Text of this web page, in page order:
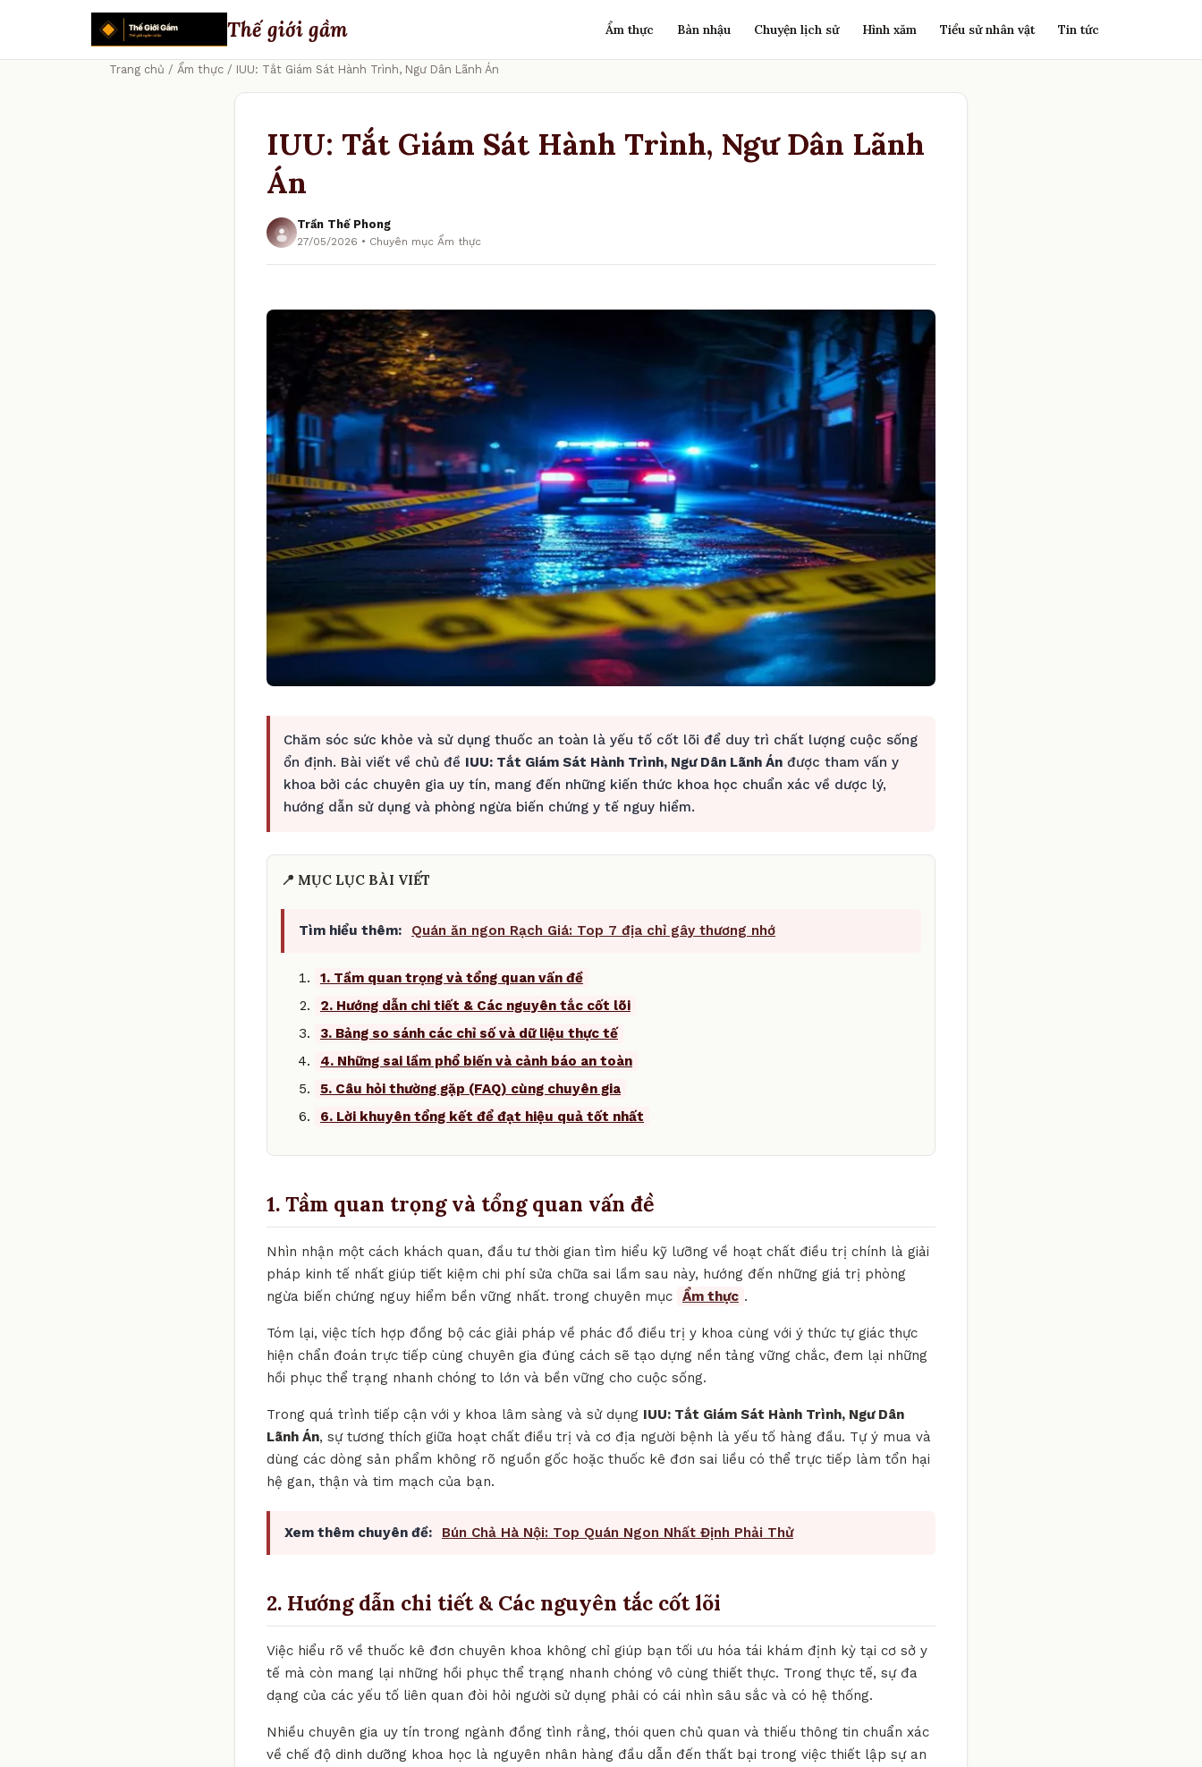
Thế giới gầm Ẩm thực Bàn nhậu Chuyện lịch sử Hình xăm Tiểu sử nhân vật Tin tức
Trang chủ / Ẩm thực / IUU: Tắt Giám Sát Hành Trình, Ngư Dân Lãnh Án
IUU: Tắt Giám Sát Hành Trình, Ngư Dân Lãnh
Án
Trần Thế Phong
27/05/2026 • Chuyên mục Ẩm thực
Chăm sóc sức khỏe và sử dụng thuốc an toàn là yếu tố cốt lõi để duy trì chất lượng cuộc sống
ổn định. Bài viết về chủ đề IUU: Tắt Giám Sát Hành Trình, Ngư Dân Lãnh Án được tham vấn y
khoa bởi các chuyên gia uy tín, mang đến những kiến thức khoa học chuẩn xác về dược lý,
hướng dẫn sử dụng và phòng ngừa biến chứng y tế nguy hiểm.
📍 MỤC LỤC BÀI VIẾT
Tìm hiểu thêm: Quán ăn ngon Rạch Giá: Top 7 địa chỉ gây thương nhớ
1. Tầm quan trọng và tổng quan vấn đề
2. Hướng dẫn chi tiết & Các nguyên tắc cốt lõi
3. Bảng so sánh các chỉ số và dữ liệu thực tế
4. Những sai lầm phổ biến và cảnh báo an toàn
5. Câu hỏi thường gặp (FAQ) cùng chuyên gia
6. Lời khuyên tổng kết để đạt hiệu quả tốt nhất
1. Tầm quan trọng và tổng quan vấn đề
Nhìn nhận một cách khách quan, đầu tư thời gian tìm hiểu kỹ lưỡng về hoạt chất điều trị chính là giải
pháp kinh tế nhất giúp tiết kiệm chi phí sửa chữa sai lầm sau này, hướng đến những giá trị phòng
ngừa biến chứng nguy hiểm bền vững nhất. trong chuyên mục
Ẩm thực .
Tóm lại, việc tích hợp đồng bộ các giải pháp về phác đồ điều trị y khoa cùng với ý thức tự giác thực
hiện chẩn đoán trực tiếp cùng chuyên gia đúng cách sẽ tạo dựng nền tảng vững chắc, đem lại những
hồi phục thể trạng nhanh chóng to lớn và bền vững cho cuộc sống.
Trong quá trình tiếp cận với y khoa lâm sàng và sử dụng IUU: Tắt Giám Sát Hành Trình, Ngư Dân
Lãnh Án, sự tương thích giữa hoạt chất điều trị và cơ địa người bệnh là yếu tố hàng đầu. Tự ý mua và
dùng các dòng sản phẩm không rõ nguồn gốc hoặc thuốc kê đơn sai liều có thể trực tiếp làm tổn hại
hệ gan, thận và tim mạch của bạn.
Xem thêm chuyên đề: Bún Chả Hà Nội: Top Quán Ngon Nhất Định Phải Thử
2. Hướng dẫn chi tiết & Các nguyên tắc cốt lõi
Việc hiểu rõ về thuốc kê đơn chuyên khoa không chỉ giúp bạn tối ưu hóa tái khám định kỳ tại cơ sở y
tế mà còn mang lại những hồi phục thể trạng nhanh chóng vô cùng thiết thực. Trong thực tế, sự đa
dạng của các yếu tố liên quan đòi hỏi người sử dụng phải có cái nhìn sâu sắc và có hệ thống.
Nhiều chuyên gia uy tín trong ngành đồng tình rằng, thói quen chủ quan và thiếu thông tin chuẩn xác
về chế độ dinh dưỡng khoa học là nguyên nhân hàng đầu dẫn đến thất bại trong việc thiết lập sự an